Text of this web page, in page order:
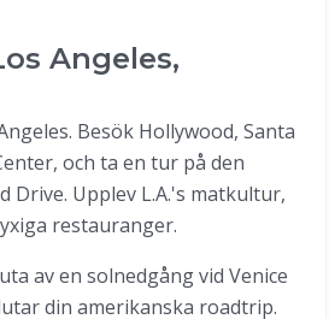
Angeles,
Besök Hollywood, Santa
och ta en tur på den
Drive. Upplev L.A.'s matkultur,
restauranger.
av en solnedgång vid Venice
din amerikanska roadtrip.